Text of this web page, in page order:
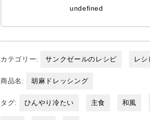
undefined
カテゴリー: サンクゼールのレシピ レシ
商品名: 胡麻ドレッシング
タグ: ひんやり冷たい 主食 和風